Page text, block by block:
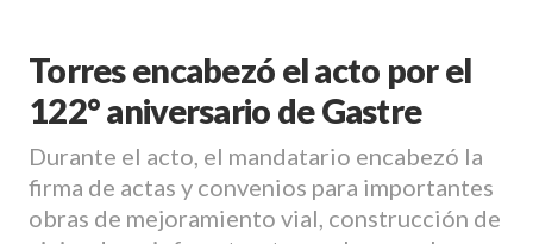
Torres encabezó el acto por el
122° aniversario de Gastre
Durante el acto, el mandatario encabezó la
firma de actas y convenios para importantes
obras de mejoramiento vial, construcción de